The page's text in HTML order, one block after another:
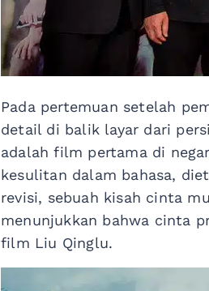
Pada pertemuan setelah
detail di balik layar dari
adalah film pertama di
kesulitan dalam bahasa,
revisi, sebuah kisah cinta
menunjukkan bahwa cinta
film Liu Qinglu.